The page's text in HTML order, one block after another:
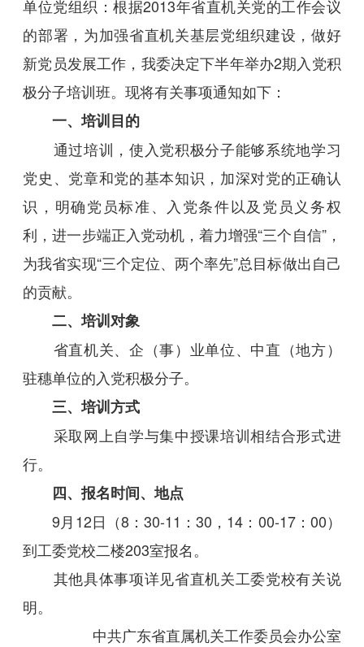
单位党组织：根据2013年省直机关党的工作会议
的部署，为加强省直机关基层党组织建设，做好
新党员发展工作，我委决定下半年举办2期入党积
极分子培训班。现将有关事项通知如下：
一、培训目的
通过培训，使入党积极分子能够系统地学习
党史、党章和党的基本知识，加深对党的正确认
识，明确党员标准、入党条件以及党员义务权
利，进一步端正入党动机，着力增强“三个自信”，
为我省实现“三个定位、两个率先”总目标做出自己
的贡献。
二、培训对象
省直机关、企（事）业单位、中直（地方）
驻穗单位的入党积极分子。
三、培训方式
采取网上自学与集中授课培训相结合形式进
行。
四、报名时间、地点
9月12日（8：30-11：30，14：00-17：00）
到工委党校二楼203室报名。
其他具体事项详见省直机关工委党校有关说
明。
中共广东省直属机关工作委员会办公室